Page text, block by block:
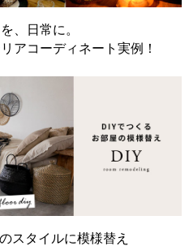
、日常に。
アコーディネート実例！
スタイルに模様替え